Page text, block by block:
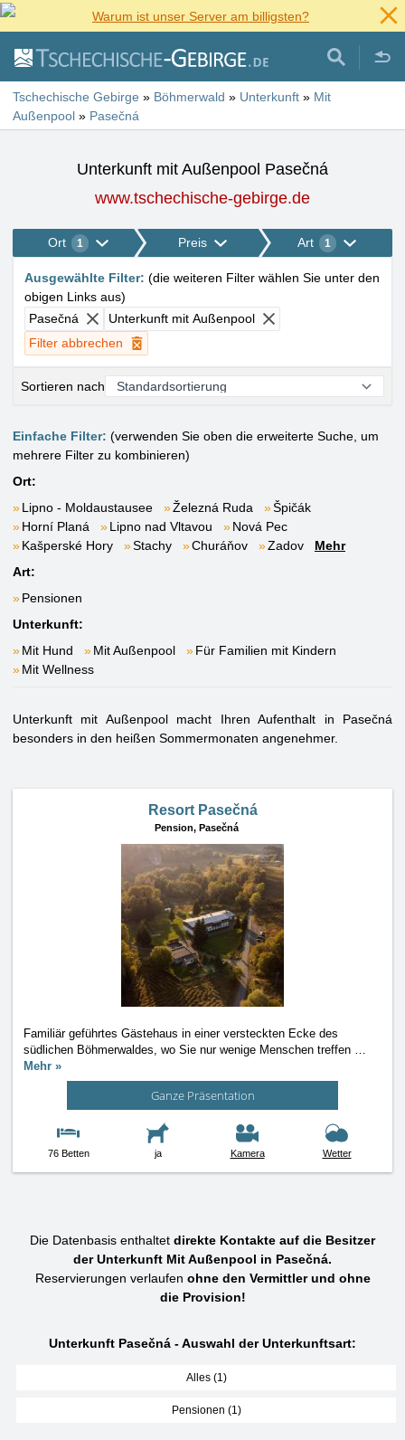
Warum ist unser Server am billigsten?
Tschechische Gebirge » Böhmerwald » Unterkunft » Mit
Außenpool » Pasečná
Unterkunft mit Außenpool Pasečná
www.tschechische-gebirge.de
Ort 1 Preis Art 1
Ausgewählte Filter: (die weiteren Filter wählen Sie unter den
obigen Links aus)
Pasečná
Unterkunft mit Außenpool
Filter abbrechen
Sortieren nach
Einfache Filter: (verwenden Sie oben die erweiterte Suche, um
mehrere Filter zu kombinieren)
Ort:
Lipno - Moldaustausee
Železná Ruda
Špičák
Horní Planá
Lipno nad Vltavou
Nová Pec
Kašperské Hory
Stachy Churáňov Zadov
Mehr
Art:
Pensionen
Unterkunft:
Mit Hund
Mit Außenpool
Für Familien mit Kindern
Mit Wellness
Unterkunft mit Außenpool macht Ihren Aufenthalt in Pasečná
besonders in den heißen Sommermonaten angenehmer.
Resort Pasečná
Pension, Pasečná
Familiär geführtes Gästehaus in einer versteckten Ecke des
südlichen Böhmerwaldes, wo Sie nur wenige Menschen treffen …
Mehr »
Ganze Präsentation
76 Betten ja Kamera Wetter
Die Datenbasis enthaltet direkte Kontakte auf die Besitzer
der Unterkunft Mit Außenpool in Pasečná.
Reservierungen verlaufen ohne den Vermittler und ohne
die Provision!
Unterkunft Pasečná - Auswahl der Unterkunftsart:
Alles (1)
Pensionen (1)